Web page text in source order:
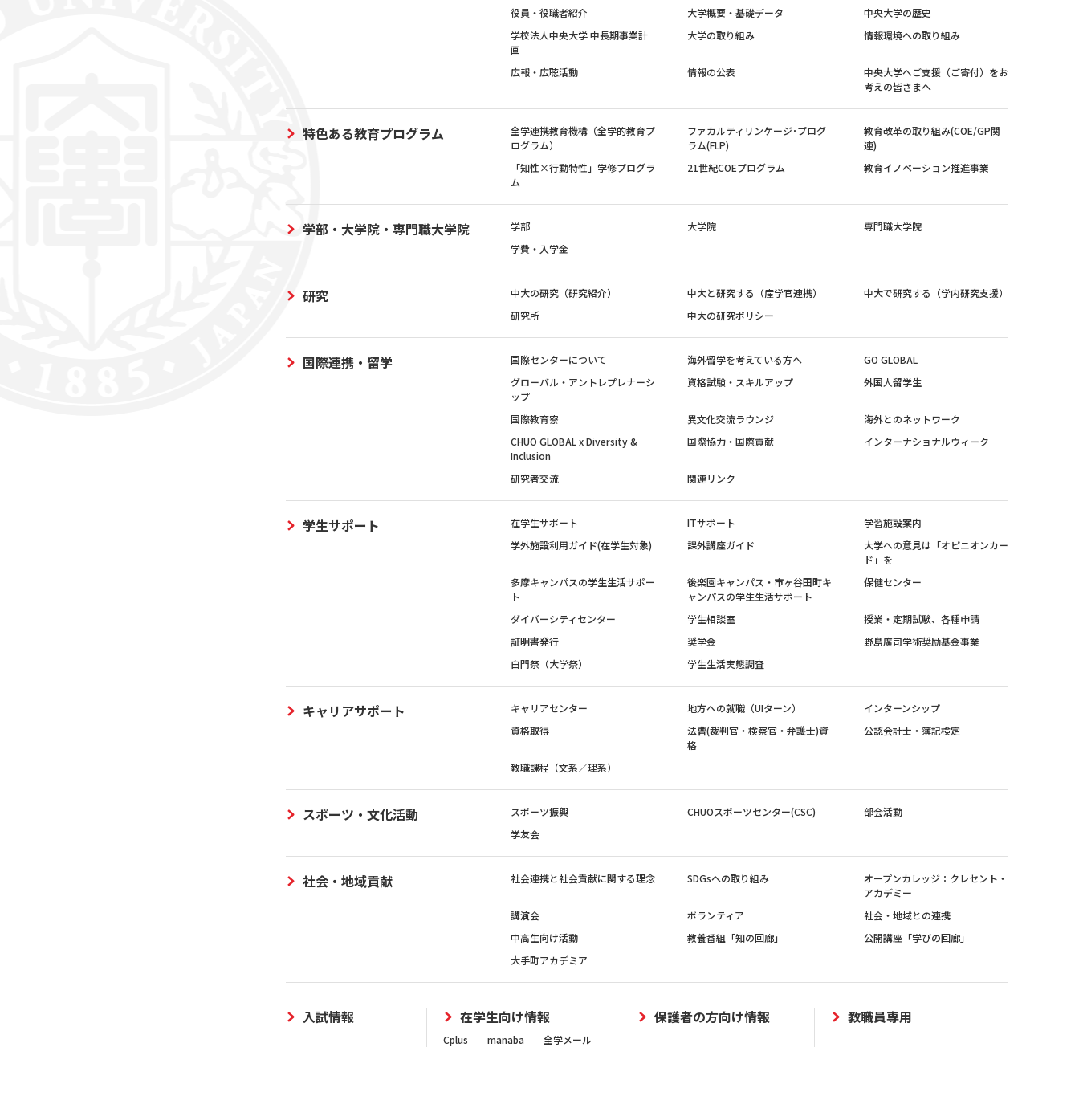
役員・役職者紹介
大学概要・基礎データ
中央大学の歴史
学校法人中央大学 中長期事業計
画
大学の取り組み 情報環境への取り組み
広報・広聴活動 情報の公表
中央大学へご支援（ご寄付）をお
考えの皆さまへ
特色ある教育プログラム
全学連携教育機構（全学的教育プ
ログラム）
ファカルティリンケージ･プログ
ラム(FLP)
教育改革の取り組み(COE/GP関
連)
「知性×行動特性」学修プログラ
ム
21世紀COEプログラム 教育イノベーション推進事業
学部・大学院・専門職大学院 学部 大学院
専門職大学院
学費・入学金
研究 中大の研究（研究紹介） 中大と研究する（産学官連携）
中大で研究する（学内研究支援）
研究所
中大の研究ポリシー
国際連携・留学 国際センターについて 海外留学を考えている方へ
GO GLOBAL
グローバル・アントレプレナーシ
ップ
資格試験・スキルアップ 外国人留学生
国際教育寮 異文化交流ラウンジ
海外とのネットワーク
CHUO GLOBAL x Diversity &
Inclusion
国際協力・国際貢献 インターナショナルウィーク
研究者交流 関連リンク
学生サポート 在学生サポート ITサポート
学習施設案内
学外施設利用ガイド(在学生対象)
課外講座ガイド
大学への意見は「オピニオンカー
ド」を
多摩キャンパスの学生生活サポー
ト
後楽園キャンパス・市ヶ谷田町キ
ャンパスの学生生活サポート
保健センター
ダイバーシティセンター 学生相談室
授業・定期試験、各種申請
証明書発行
奨学金
野島廣司学術奨励基金事業
白門祭（大学祭）
学生生活実態調査
キャリアサポート キャリアセンター 地方への就職（UIターン）
インターンシップ
資格取得
法曹(裁判官・検察官・弁護士)資
格
公認会計士・簿記検定
教職課程（文系／理系）
スポーツ・文化活動 スポーツ振興 CHUOスポーツセンター(CSC)
部会活動
学友会
社会・地域貢献 社会連携と社会貢献に関する理念 SDGsへの取り組み
オープンカレッジ：クレセント・
アカデミー
講演会
ボランティア
社会・地域との連携
中高生向け活動
教養番組「知の回廊」
公開講座「学びの回廊」
大手町アカデミア
入試情報 在学生向け情報
Cplus manaba 全学メール
保護者の方向け情報 教職員専用